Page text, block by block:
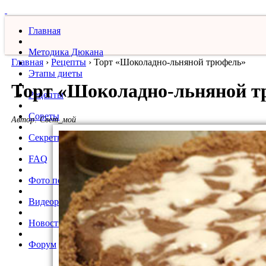
Главная
Методика Дюкана
Этапы диеты
Рецепты
Советы
Секреты
FAQ
Фото похудевших
Видеорецепты
Новости
Форум
Главная › Рецепты › Торт «Шоколадно-льняной трюфель»
Торт «Шоколадно-льняной
Автор:Свет_мой